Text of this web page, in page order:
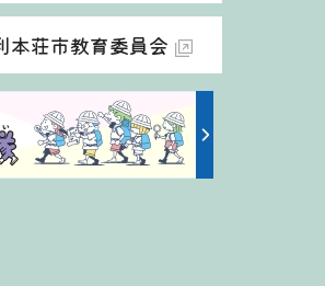
荘市教育委員会